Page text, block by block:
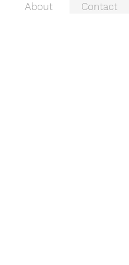
About Contact